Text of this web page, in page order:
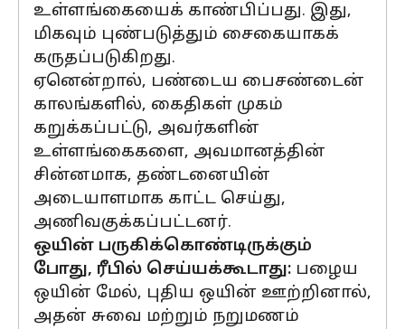
உள்ளங்கையைக் காண்பிப்பது. இது,
மிகவும் புண்படுத்தும் சைகையாகக்
கருதப்படுகிறது.
ஏனென்றால், பண்டைய பைசண்டைன்
காலங்களில், கைதிகள் முகம்
கறுக்கப்பட்டு, அவர்களின்
உள்ளங்கைகளை, அவமானத்தின்
சின்னமாக, தண்டனையின்
அடையாளமாக காட்ட செய்து,
அணிவகுக்கப்பட்டனர்.
ஒயின் பருகிக்கொண்டிருக்கும்
போது, ரீபில் செய்யக்கூடாது: பழைய
ஒயின் மேல், புதிய ஒயின் ஊற்றினால்,
அதன் சுவை மற்றும் நறுமணம்